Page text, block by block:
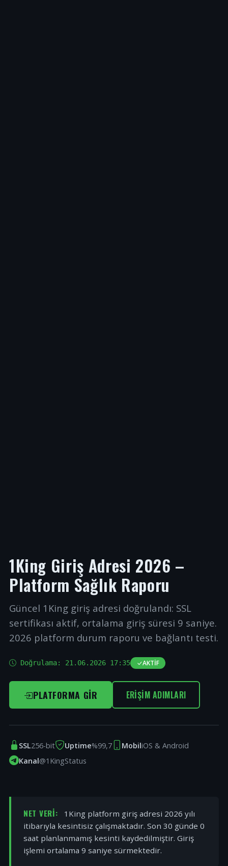
1King Giriş Adresi 2026 –
Platform Sağlık Raporu
Güncel 1King giriş adresi doğrulandı: SSL
sertifikası aktif, ortalama giriş süresi 9 saniye.
2026 platform durum raporu ve bağlantı testi.
Doğrulama: 21.06.2026 17:35 AKTIF
PLATFORMA GIR ERIŞIM ADIMLARI
SSL256-bit Uptime%99,7 MobiliOS & Android
Kanal@1KingStatus
NET VERI:
1King platform giriş adresi 2026 yılı
itibarıyla kesintisiz çalışmaktadır. Son 30 günde 0
saat planlanmamış kesinti kaydedilmiştir. Giriş
işlemi ortalama 9 saniye sürmektedir.